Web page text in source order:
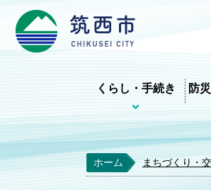
くらし・手続き 防
ホーム まちづくり・